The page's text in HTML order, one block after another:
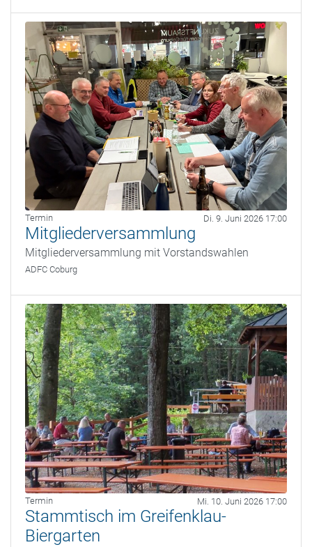
Termin Di. 9. Juni 2026 17:00
Mitgliederversammlung
Mitgliederversammlung mit Vorstandswahlen
ADFC Coburg
Termin Mi. 10. Juni 2026 17:00
Stammtisch im Greifenklau-
Biergarten